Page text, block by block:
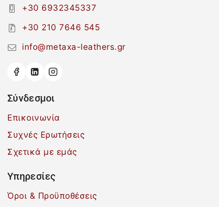
+30 6932345337
+30 210 7646 545
info@metaxa-leathers.gr
Σύνδεσμοι
Επικοινωνία
Συχνές Ερωτήσεις
Σχετικά με εμάς
Υπηρεσίες
Όροι & Προϋποθέσεις